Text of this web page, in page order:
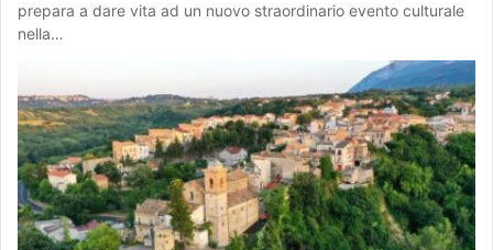
prepara a dare vita ad un nuovo straordinario evento culturale
nella…